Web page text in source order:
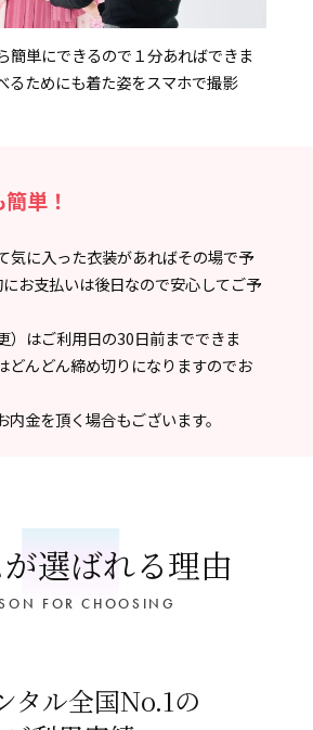
簡単にできるので１分あればできま
るためにも着た姿をスマホで撮影
単！
気に入った衣装があればその場で予
お支払いは後日なので安心してご予
）はご利用日の30日前までできま
どんどん締め切りになりますのでお
金を頂く場合もございます。
選ばれる理由
FOR CHOOSING
タル全国No.1の